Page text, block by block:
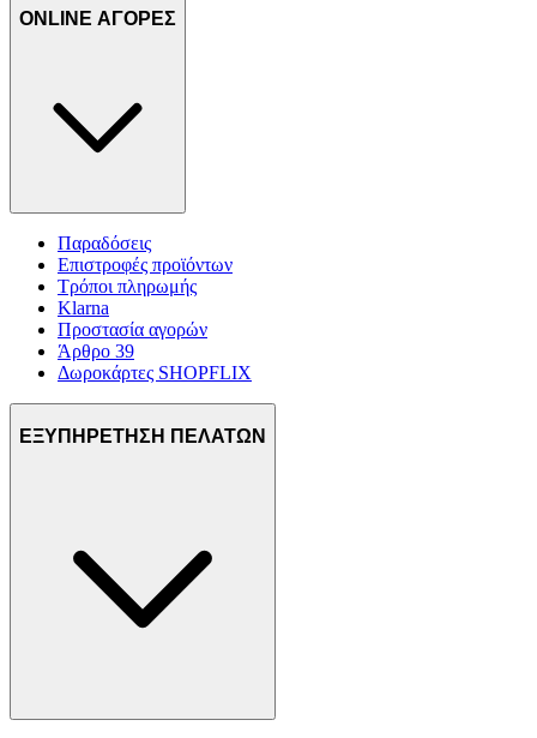
διαφημίσεων και περιεχομένου, τις μετρήσεις σχετικά με
πληροφορίες σχετικά με την από μέρους σας χρήση της
τοποθεσίας μας στους συνεργάτες μέσων κοινωνικής
δικτύωσης, διαφημίσεων και ανάλυσης.
ONLINE ΑΓΟΡΕΣ
Παραδόσεις
Επιστροφές προϊόντων
Τρόποι πληρωμής
Klarna
Προστασία αγορών
Άρθρο 39
Δωροκάρτες SHOPFLIX
ΕΞΥΠΗΡΕΤΗΣΗ ΠΕΛΑΤΩΝ